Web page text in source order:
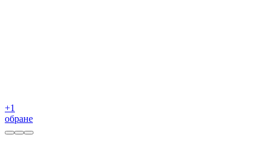
+1
обране